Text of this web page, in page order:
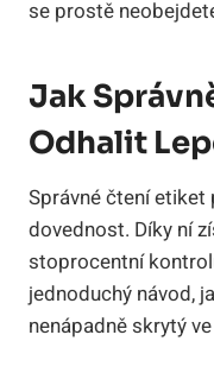
se prostě
Jak
Odhalit
Správné čtení
dovednost. Díky ní
stoprocentní
jednoduchý návod,
nenápadně skrytý